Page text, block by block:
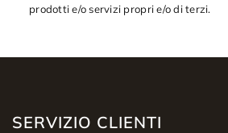
prodotti e/o servizi propri e/o di terzi.
SERVIZIO CLIENTI